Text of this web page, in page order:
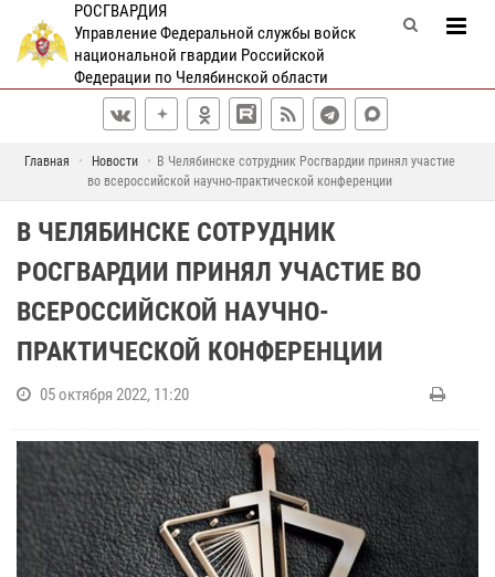
РОСГВАРДИЯ
Управление Федеральной службы войск
национальной гвардии Российской
Федерации по Челябинской области
Главная Новости
В Челябинске сотрудник Росгвардии принял участие
во всероссийской научно-практической конференции
В ЧЕЛЯБИНСКЕ СОТРУДНИК
РОСГВАРДИИ ПРИНЯЛ УЧАСТИЕ ВО
ВСЕРОССИЙСКОЙ НАУЧНО-
ПРАКТИЧЕСКОЙ КОНФЕРЕНЦИИ
05 октября 2022, 11:20